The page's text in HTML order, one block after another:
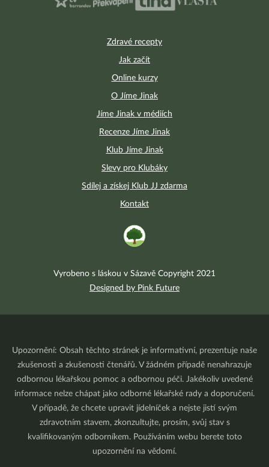
Zdravé recepty
Jak začít
Online kurzy
O Jíme Jinak
Jíme Jinak v médiích
Recenze Jíme Jinak
Klub Jíme Jinak
Slevy pro Klubáky
Sdílej a získej Klub JJ zdarma
Kontakt
Vyrobeno s láskou v Sázavě Copyright 2021
Designed by Pink Future
Upozornění: Obsah těchto stránek je informativní, prezentuje naše
zkušenosti a zkušenosti čtenářů. V žádném případě nenahrazuje
odbornou lékařskou pomoc a odbornou péči. Jakékoliv uvedené
informace nelze chápat jako odborné lékařské rady a doporučení.
V případě, že chcete upravit jídelníček a nejste jistí svým
zdravotním stavem, zkonzultujte, prosím, svůj stav s
kvalifikovaným odborníkem. Používáním webu berete toto
upozornění na vědomí.